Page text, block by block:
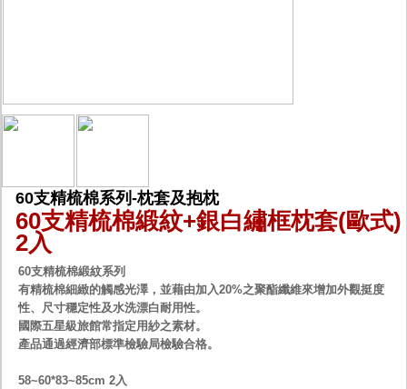
60支精梳棉系列-枕套及抱枕
60支精梳棉緞紋+銀白繡框枕套(歐式)
2入
60支精梳棉緞紋系列
有精梳棉細緻的觸感光澤，並藉由加入20%之聚酯纖維來增加外觀挺度
性、尺寸穩定性及水洗漂白耐用性。
國際五星級旅館常指定用紗之素材。
產品通過經濟部標準檢驗局檢驗合格。
58~60*83~85cm 2入